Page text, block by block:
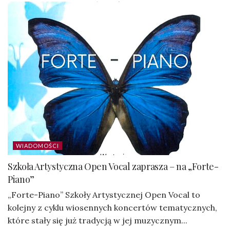
WIADOMOŚCI
Szkoła Artystyczna Open Vocal zaprasza – na „Forte-
Piano”
„Forte-Piano” Szkoły Artystycznej Open Vocal to
kolejny z cyklu wiosennych koncertów tematycznych,
które stały się już tradycją w jej muzycznym...